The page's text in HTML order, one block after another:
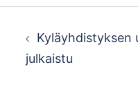
navigation
Kyläyhdistyksen
julkaistu